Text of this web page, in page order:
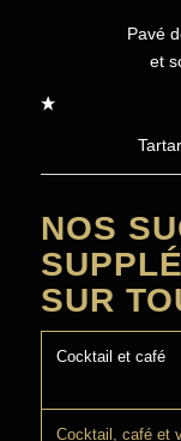
Pavé
et
NOS
SUR
Cocktail et café
Cocktail, café et